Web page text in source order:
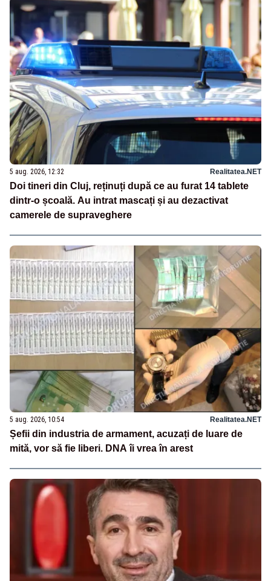
5 aug. 2026, 12:32 Realitatea.NET
Doi tineri din Cluj, reținuți după ce au furat 14 tablete
dintr-o școală. Au intrat mascați și au dezactivat
camerele de supraveghere
5 aug. 2026, 10:54 Realitatea.NET
Șefii din industria de armament, acuzați de luare de
mită, vor să fie liberi. DNA îi vrea în arest